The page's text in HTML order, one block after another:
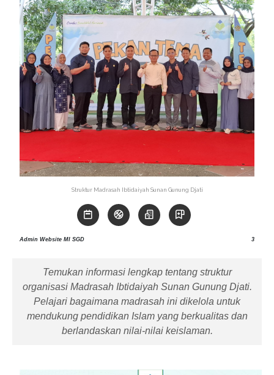
Struktur Madrasah Ibtidaiyah Sunan Gunung Djati
Admin Website MI SGD 3
Temukan informasi lengkap tentang struktur
organisasi Madrasah Ibtidaiyah Sunan Gunung Djati.
Pelajari bagaimana madrasah ini dikelola untuk
mendukung pendidikan Islam yang berkualitas dan
berlandaskan nilai-nilai keislaman.